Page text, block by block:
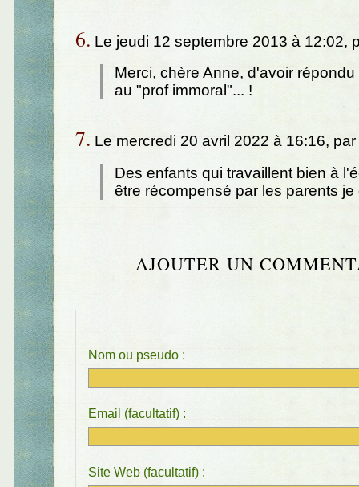
6. Le jeudi 12 septembre 2013 à 12:02,
Merci, chère Anne, d'avoir
au "prof immoral"... !
7. Le mercredi 20 avril 2022 à 16:16, par
Des enfants qui travaillent bien à
être récompensé par les parents je
AJOUTER UN
Nom ou pseudo :
Email (facultatif) :
Site Web (facultatif) :